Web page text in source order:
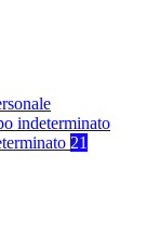
indeterminato
21